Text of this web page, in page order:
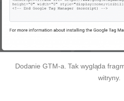
Dodanie GTM-a. Tak wygląda
witryny.